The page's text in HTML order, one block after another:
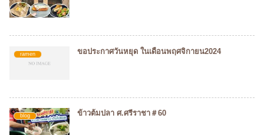
ramen ขอประกาศวันหยุด ในเดือนพฤศจิกายน2024
blog ข้าวต้มปลา ศ.ศรีราชา＃60